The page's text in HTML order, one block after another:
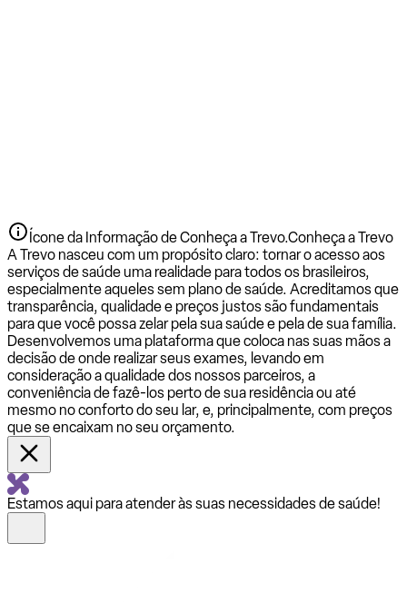
Ícone da Informação de Conheça a Trevo.Conheça a Trevo
A Trevo nasceu com um propósito claro: tornar o acesso aos
serviços de saúde uma realidade para todos os brasileiros,
especialmente aqueles sem plano de saúde. Acreditamos que
transparência, qualidade e preços justos são fundamentais
para que você possa zelar pela sua saúde e pela de sua família.
Desenvolvemos uma plataforma que coloca nas suas mãos a
decisão de onde realizar seus exames, levando em
consideração a qualidade dos nossos parceiros, a
conveniência de fazê-los perto de sua residência ou até
mesmo no conforto do seu lar, e, principalmente, com preços
que se encaixam no seu orçamento.
Estamos aqui para atender às suas necessidades de saúde!